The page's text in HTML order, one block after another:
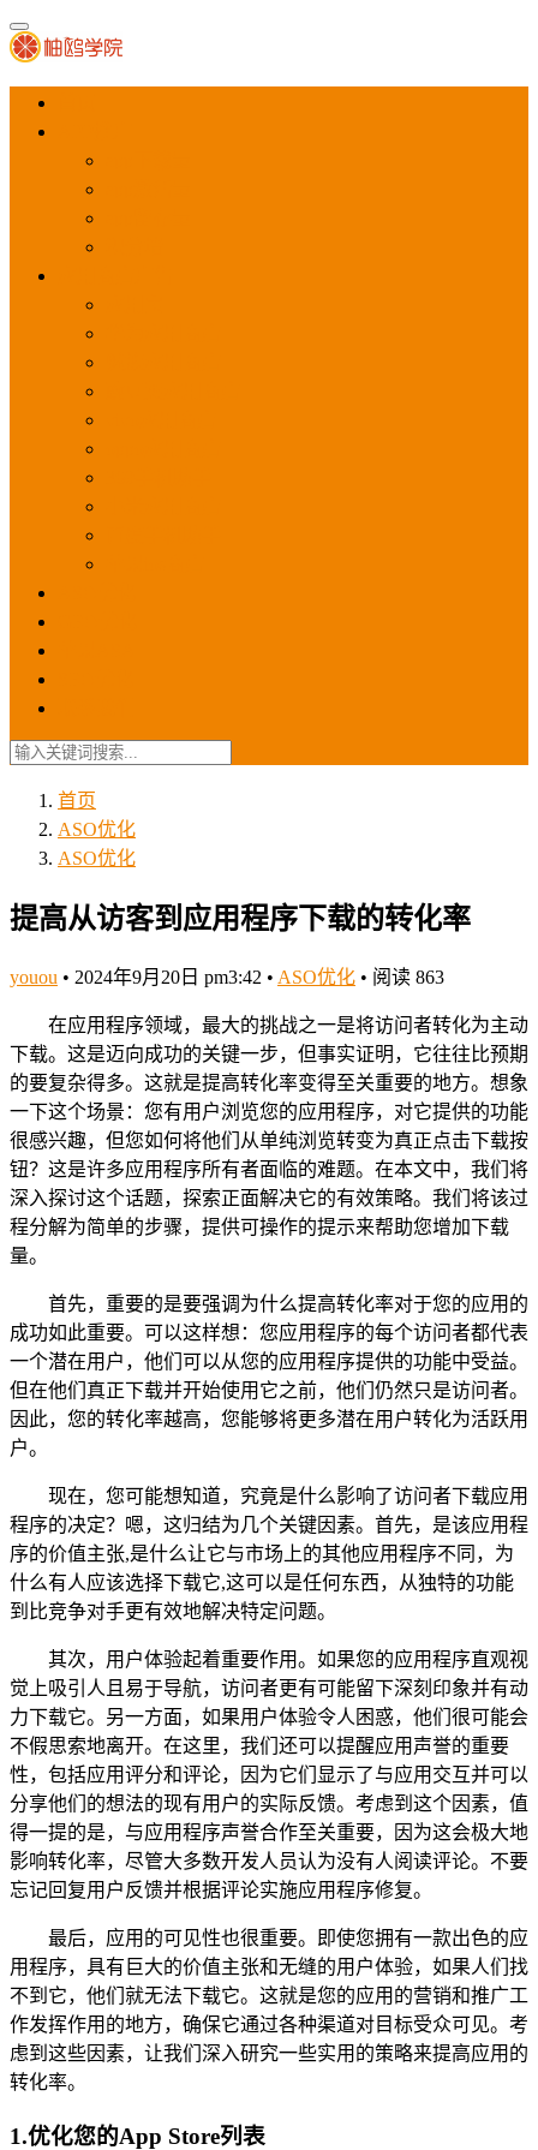
首页
ASO优化
ASO优化
提高从访客到应用程序下载的转化率
youou • 2024年9月20日 pm3:42 • ASO优化 • 阅读 863
在应用程序领域，最大的挑战之一是将访问者转化为主动
下载。这是迈向成功的关键一步，但事实证明，它往往比预期
的要复杂得多。这就是提高转化率变得至关重要的地方。想象
一下这个场景：您有用户浏览您的应用程序，对它提供的功能
很感兴趣，但您如何将他们从单纯浏览转变为真正点击下载按
钮？这是许多应用程序所有者面临的难题。在本文中，我们将
深入探讨这个话题，探索正面解决它的有效策略。我们将该过
程分解为简单的步骤，提供可操作的提示来帮助您增加下载
量。
首先，重要的是要强调为什么提高转化率对于您的应用的
成功如此重要。可以这样想：您应用程序的每个访问者都代表
一个潜在用户，他们可以从您的应用程序提供的功能中受益。
但在他们真正下载并开始使用它之前，他们仍然只是访问者。
因此，您的转化率越高，您能够将更多潜在用户转化为活跃用
户。
现在，您可能想知道，究竟是什么影响了访问者下载应用
程序的决定？嗯，这归结为几个关键因素。首先，是该应用程
序的价值主张,是什么让它与市场上的其他应用程序不同，为
什么有人应该选择下载它,这可以是任何东西，从独特的功能
到比竞争对手更有效地解决特定问题。
其次，用户体验起着重要作用。如果您的应用程序直观视
觉上吸引人且易于导航，访问者更有可能留下深刻印象并有动
力下载它。另一方面，如果用户体验令人困惑，他们很可能会
不假思索地离开。在这里，我们还可以提醒应用声誉的重要
性，包括应用评分和评论，因为它们显示了与应用交互并可以
分享他们的想法的现有用户的实际反馈。考虑到这个因素，值
得一提的是，与应用程序声誉合作至关重要，因为这会极大地
影响转化率，尽管大多数开发人员认为没有人阅读评论。不要
忘记回复用户反馈并根据评论实施应用程序修复。
最后，应用的可见性也很重要。即使您拥有一款出色的应
用程序，具有巨大的价值主张和无缝的用户体验，如果人们找
不到它，他们就无法下载它。这就是您的应用的营销和推广工
作发挥作用的地方，确保它通过各种渠道对目标受众可见。考
虑到这些因素，让我们深入研究一些实用的策略来提高应用的
转化率。
1.优化您的App Store列表